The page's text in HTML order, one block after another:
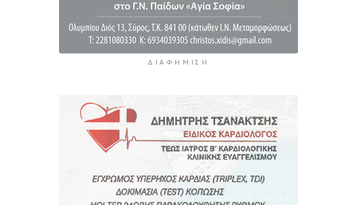
ΔΙΑΦΉΜΙΣΗ